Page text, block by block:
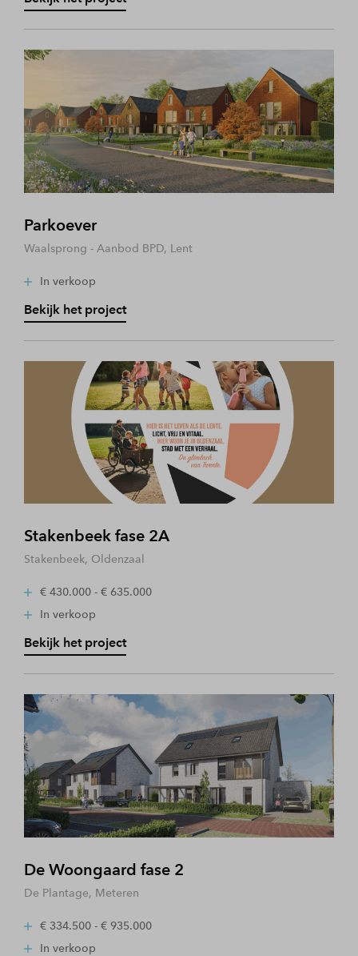
Parkoever
Waalsprong - Aanbod BPD, Lent
In verkoop
Bekijk het project
Stakenbeek fase 2A
Stakenbeek, Oldenzaal
€ 430.000 - € 635.000
In verkoop
Bekijk het project
De Woongaard fase 2
De Plantage, Meteren
€ 334.500 - € 935.000
In verkoop